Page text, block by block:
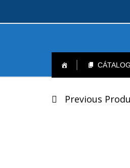
PostPrevious